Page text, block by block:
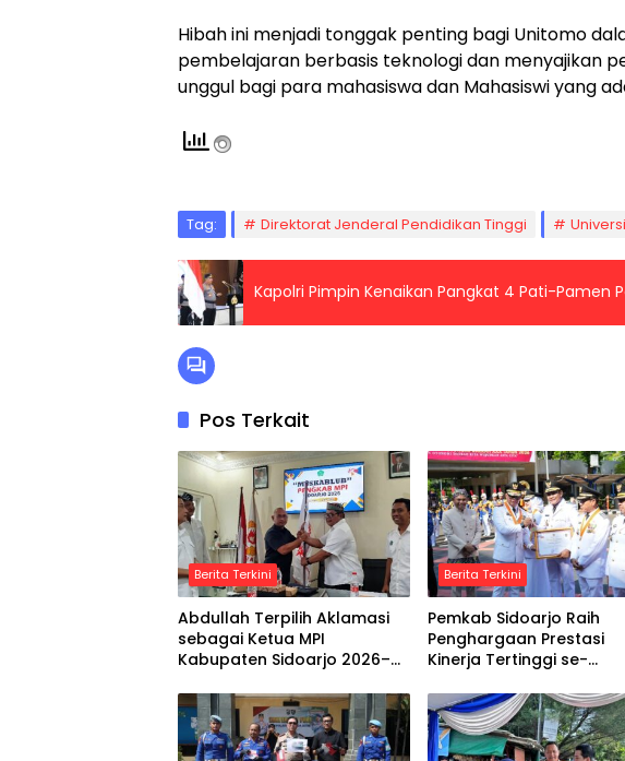
Hibah ini menjadi tonggak penting bagi Unitomo
pembelajaran berbasis teknologi dan menyajikan
unggul bagi para mahasiswa dan Mahasiswi yang
Tag: Direktorat Jenderal Pendidikan Tinggi
Kapolri Pimpin Kenaikan Pangkat 4 Pati-Pamen
Pos Terkait
Berita Terkini
Abdullah Terpilih Aklamasi
sebagai Ketua MPI
Kabupaten Sidoarjo 2026–
Berita Terkini
Pemkab Sidoarjo Raih
Penghargaan Prestasi
Kinerja Tertinggi se-